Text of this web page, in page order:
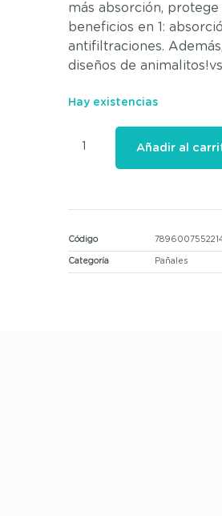
más absorción,
beneficios en 1:
antifiltraciones.
diseños de
Hay existencias
Añadir al
Código
Categoría Pañales